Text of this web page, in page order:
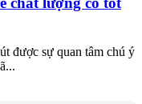
được sự quan tâm chú ý